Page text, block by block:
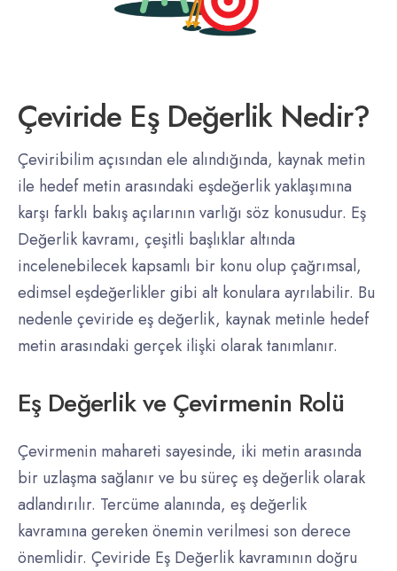
Çeviride Eş Değerlik Nedir?
Çeviribilim açısından ele alındığında, kaynak metin
ile hedef metin arasındaki eşdeğerlik yaklaşımına
karşı farklı bakış açılarının varlığı söz konusudur. Eş
Değerlik kavramı, çeşitli başlıklar altında
incelenebilecek kapsamlı bir konu olup çağrımsal,
edimsel eşdeğerlikler gibi alt konulara ayrılabilir. Bu
nedenle çeviride eş değerlik, kaynak metinle hedef
metin arasındaki gerçek ilişki olarak tanımlanır.
Eş Değerlik ve Çevirmenin Rolü
Çevirmenin mahareti sayesinde, iki metin arasında
bir uzlaşma sağlanır ve bu süreç eş değerlik olarak
adlandırılır. Tercüme alanında, eş değerlik
kavramına gereken önemin verilmesi son derece
önemlidir. Çeviride Eş Değerlik kavramının doğru